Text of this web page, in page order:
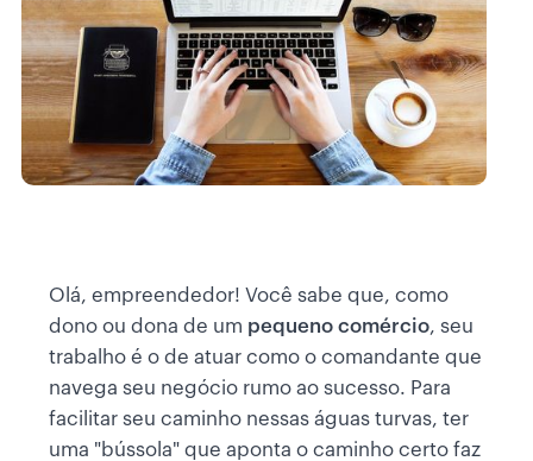
Olá, empreendedor! Você sabe que, como
dono ou dona de um pequeno comércio, seu
trabalho é o de atuar como o comandante que
navega seu negócio rumo ao sucesso. Para
facilitar seu caminho nessas águas turvas, ter
uma "bússola" que aponta o caminho certo faz